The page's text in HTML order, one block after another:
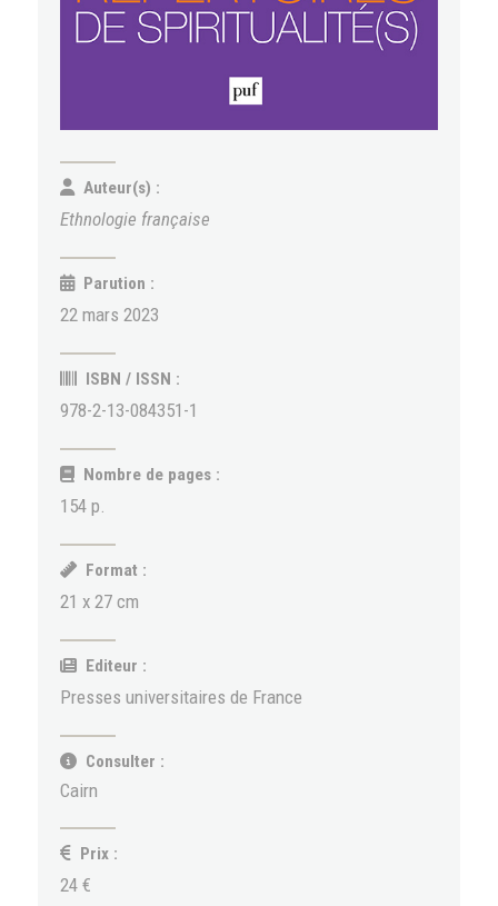
Auteur(s) :
Ethnologie française
Parution :
22 mars 2023
ISBN / ISSN :
978-2-13-084351-1
Nombre de pages :
154 p.
Format :
21 x 27 cm
Editeur :
Presses universitaires de France
Consulter :
Cairn
Prix :
24 €